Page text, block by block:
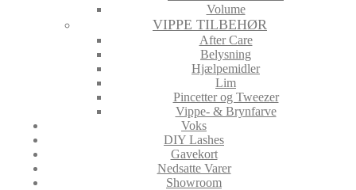
Volume
VIPPE TILBEHØR
After Care
Belysning
Hjælpemidler
Lim
Pincetter og Tweezer
Vippe- & Brynfarve
Voks
DIY Lashes
Gavekort
Nedsatte Varer
Showroom